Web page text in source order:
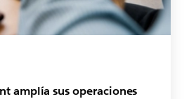
amplía sus operaciones